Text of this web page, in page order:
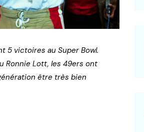
5 victoires au Super Bowl.
Ronnie Lott, les 49ers ont
être très bien